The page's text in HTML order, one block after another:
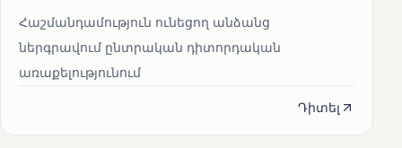
Հաշմանդամություն ունեցող անձանց
ներգրավում ընտրական դիտորդական
առաքելությունում
Դիտել